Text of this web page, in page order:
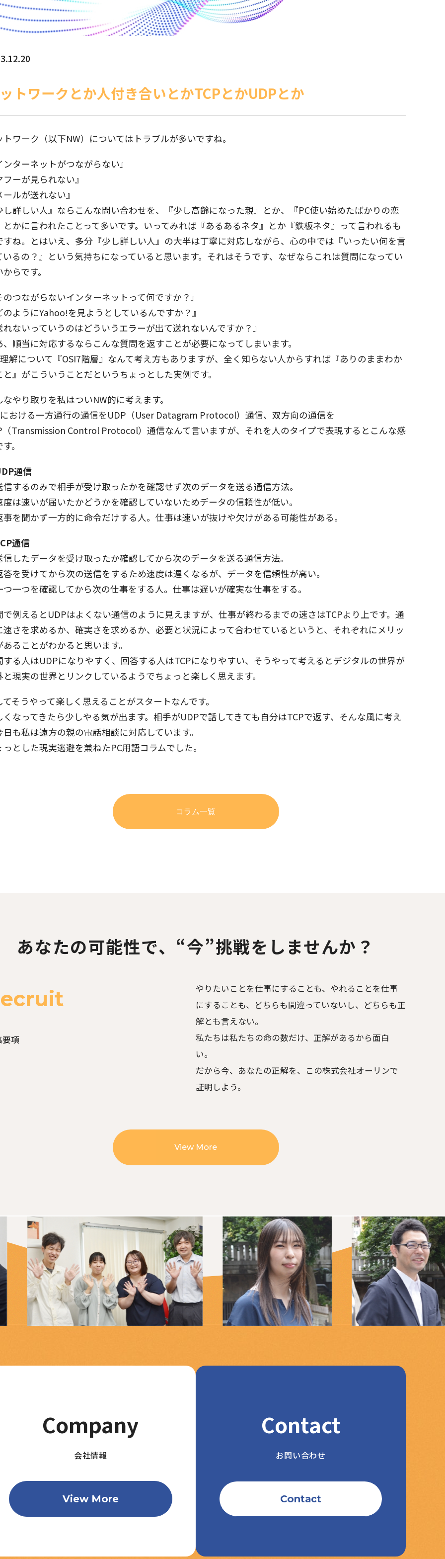
トワークとか人付き合いとかTCPとかUDPとか
トワーク（以下NW）についてはトラブルが多いですね。
ンターネットがつながらない』
ーが見られない』
ルが送れない』
し詳しい人』ならこんな問い合わせを、『少し高齢になった親』とか、『PC使い始めたばかりの恋
とかに言われたことって多いです。いってみれば『あるあるネタ』とか『鉄板ネタ』って言われるも
すね。とはいえ、多分『少し詳しい人』の大半は丁寧に対応しながら、心の中では『いったい何を言
いるの？』という気持ちになっていると思います。それはそうです、なぜならこれは質問になってい
らです。
のつながらないインターネットって何ですか？』
のようにYahoo!を見ようとしているんですか？』
れないっていうのはどういうエラーが出て送れないんですか？』
、順当に対応するならこんな質問を返すことが必要になってしまいます。
解について『OSI7階層』なんて考え方もありますが、全く知らない人からすれば『ありのままわか
と』がこういうことだというちょっとした実例です。
なやり取りを私はついNW的に考えます。
おける一方通行の通信をUDP（User Datagram Protocol）通信、双方向の通信を
（Transmission Control Protocol）通信なんて言いますが、それを人のタイプで表現するとこんな感
。
通信
信するのみで相手が受け取ったかを確認せず次のデータを送る通信方法。
度は速いが届いたかどうかを確認していないためデータの信頼性が低い。
を聞かず一方的に命令だけする人。仕事は速いが抜けや欠けがある可能性がある。
通信
信したデータを受け取ったか確認してから次のデータを送る通信方法。
答を受けてから次の送信をするため速度は遅くなるが、データを信頼性が高い。
一つを確認してから次の仕事をする人。仕事は遅いが確実な仕事をする。
で例えるとUDPはよくない通信のように見えますが、仕事が終わるまでの速さはTCPより上です。通
速さを求めるか、確実さを求めるか、必要と状況によって合わせているというと、それぞれにメリッ
ることがわかると思います。
する人はUDPになりやすく、回答する人はTCPになりやすい、そうやって考えるとデジタルの世界が
と現実の世界とリンクしているようでちょっと楽しく思えます。
てそうやって楽しく思えることがスタートなんです。
くなってきたら少しやる気が出ます。相手がUDPで話してきても自分はTCPで返す、そんな風に考え
日も私は遠方の親の電話相談に対応しています。
っとした現実逃避を兼ねたPC用語コラムでした。
コラム一覧
あなたの可能性で、 “今”挑戦をしませんか？
要項
やりたいことを仕事にすることも、やれることを仕事
にすることも、
どちらも間違っていないし、どちらも正
解とも言えない。
私たちは私たちの命の数だけ、正解があるから面白
い。
だから今、あなたの正解を、この株式会社オーリンで
証明しよう。
View More
Company
会社情報
View More
Contact
お問い合わせ
Contact